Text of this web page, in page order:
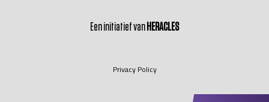
Een initiatief van HERACLES
Privacy Policy